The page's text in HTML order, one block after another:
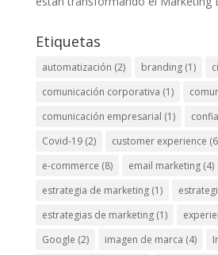
Etiquetas
automatización (2) branding(1)
comunicación corporativa (1)
comunicación empresarial (1)
Covid-19(2) customer experience
e-commerce (8) email marketing(4)
estrategia de marketing(1)
estrategias de marketing(1)
Google (2) imagen de marca (4)